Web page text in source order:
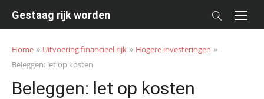
Gestaag rijk worden
Home » Uitvoering financieel rijk » Hogere investeringen »
Beleggen: let op kosten
Beleggen: let op kosten